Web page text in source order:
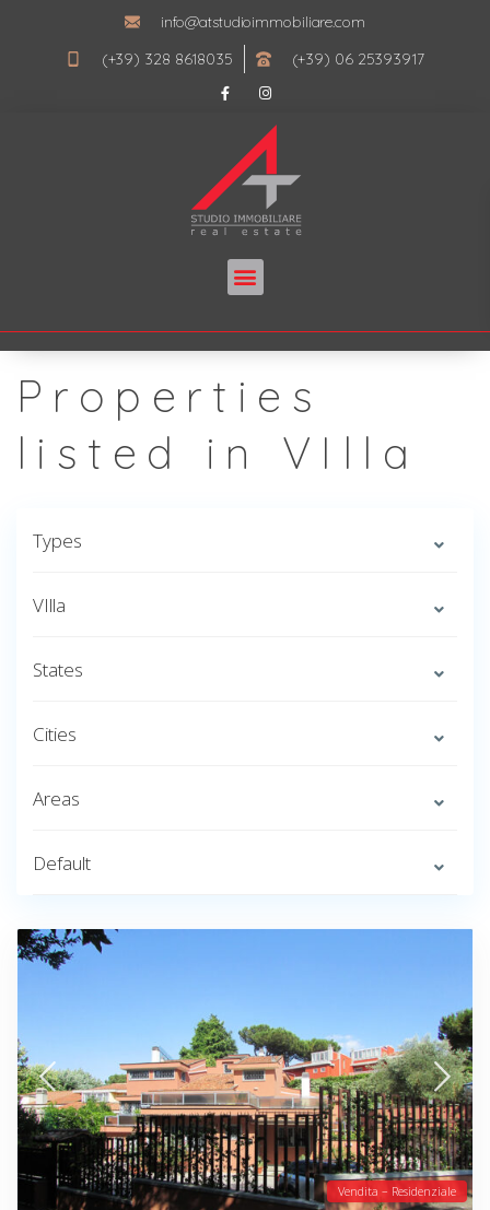
info@atstudioimmobiliare.com
(+39) 328 8618035
(+39) 06 25393917
Properties
listed in VIlla
Types
VIlla
States
Cities
Areas
Default
Vendita – Residenziale